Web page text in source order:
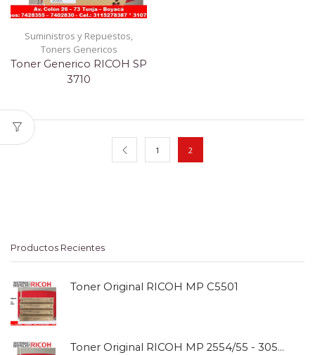
Suministros y Repuestos,
Toners Genericos
Toner Generico RICOH SP
3710
1 2
Productos Recientes
Toner Original RICOH MP C5501
Toner Original RICOH MP 2554/55 - 3054/55